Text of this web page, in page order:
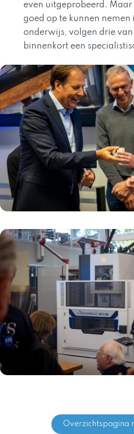
even uitgeprobeerd. Maar
goed op te kunnen nemen
onderwijs, volgen drie van
binnenkort een
Overzichtspagina